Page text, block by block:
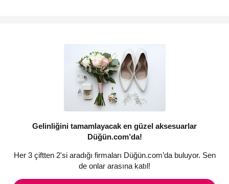
Gelinliğini tamamlayacak en güzel aksesuarlar
Düğün.com’da!
Her 3 çiftten 2'si aradığı firmaları Düğün.com’da buluyor. Sen
de onlar arasına katıl!